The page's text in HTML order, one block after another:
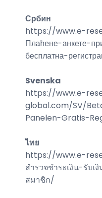
Србин
https://www.e-
Плаћене-анкете-
бесплатна-
Svenska
https://www.e-
global.com/SV/
Panelen-Gratis-
ไทย
https://www.e-
สำรวจชำระเงิน-รับ
สมาชิก/